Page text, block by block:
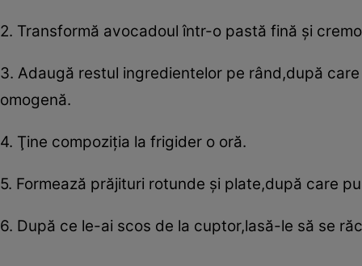
2. Transformă avocadoul într-o pastă fină şi
3. Adaugă restul ingredientelor pe rând,după
omogenă.
4. Ţine compoziţia la frigider o oră.
5. Formează prăjituri rotunde şi plate,după care
6. După ce le-ai scos de la cuptor,lasă-le să se